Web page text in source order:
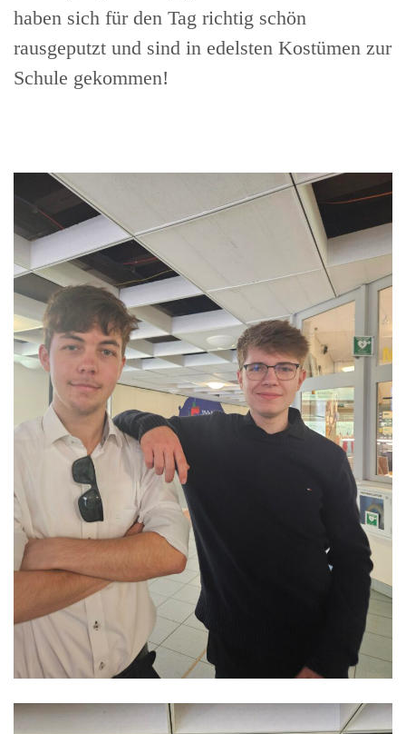
haben sich für den Tag richtig schön
rausgeputzt und sind in edelsten Kostümen zur
Schule gekommen!